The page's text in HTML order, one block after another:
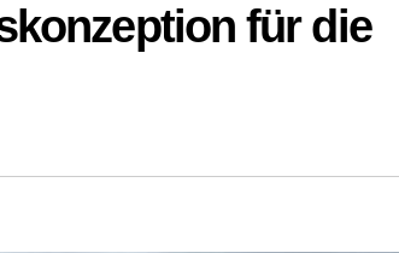
für die